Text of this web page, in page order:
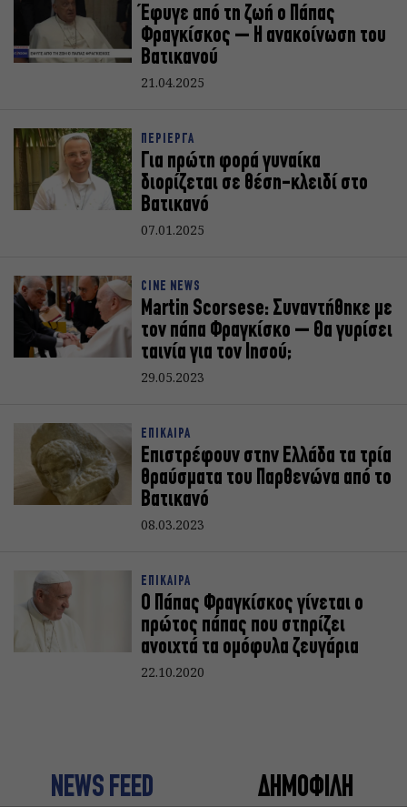
Έφυγε από τη ζωή ο Πάπας
Φραγκίσκος – Η ανακοίνωση του
Βατικανού
21.04.2025
ΠΕΡΙΕΡΓΑ
Για πρώτη φορά γυναίκα
διορίζεται σε θέση-κλειδί στο
Βατικανό
07.01.2025
CINE NEWS
Martin Scorsese: Συναντήθηκε με
τον πάπα Φραγκίσκο – Θα γυρίσει
ταινία για τον Ιησού;
29.05.2023
ΕΠΙΚΑΙΡΑ
Επιστρέφουν στην Ελλάδα τα τρία
θραύσματα του Παρθενώνα από το
Βατικανό
08.03.2023
ΕΠΙΚΑΙΡΑ
Ο Πάπας Φραγκίσκος γίνεται ο
πρώτος πάπας που στηρίζει
ανοιχτά τα ομόφυλα ζευγάρια
22.10.2020
NEWS FEED ΔΗΜΟΦΙΛΗ